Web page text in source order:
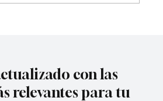
con las
relevantes para tu